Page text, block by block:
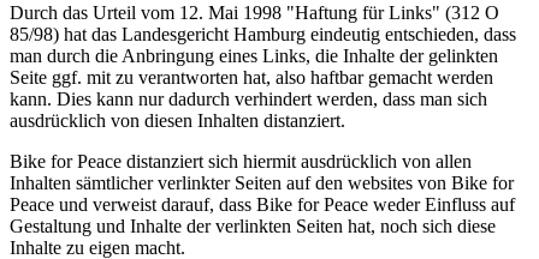
Durch das Urteil vom 12. Mai 1998 "Haftung für Links" (312 O
85/98) hat das Landesgericht Hamburg eindeutig entschieden, dass
man durch die Anbringung eines Links, die Inhalte der gelinkten
Seite ggf. mit zu verantworten hat, also haftbar gemacht werden
kann. Dies kann nur dadurch verhindert werden, dass man sich
ausdrücklich von diesen Inhalten distanziert.
Bike for Peace distanziert sich hiermit ausdrücklich von allen
Inhalten sämtlicher verlinkter Seiten auf den websites von Bike for
Peace und verweist darauf, dass Bike for Peace weder Einfluss auf
Gestaltung und Inhalte der verlinkten Seiten hat, noch sich diese
Inhalte zu eigen macht.